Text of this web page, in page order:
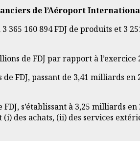
de l’Aéroport
365 160 894 FDJ de produits et
de FDJ par rapport à
FDJ, passant de 3,41 milliards
s’établissant à 3,25 milliards
des achats, (ii) des services